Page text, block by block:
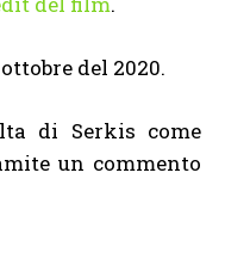
del 2020.
di Serkis come
un commento